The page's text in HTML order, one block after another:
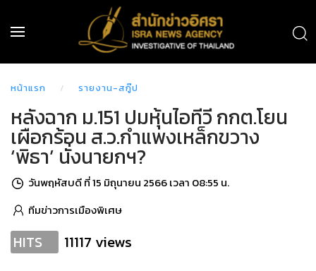
หน้าแรก รายงาน-สกู๊ป
หลังฉาก ม.151 ปมหุ้นไอทีวี กกต.โยน
เผือกร้อน ส.ว.กำแพงเหล็กขวาง
‘พิธา’ นั่งนายกฯ?
วันพฤหัสบดี ที่ 15 มิถุนายน 2566 เวลา 08:55 น.
ทีมข่าวการเมืองพิเศษ
HITS 11117 views